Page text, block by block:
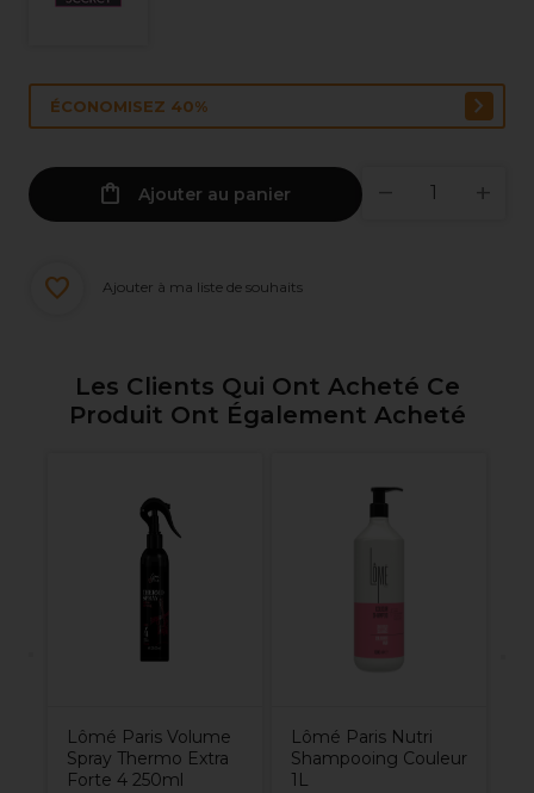
ÉCONOMISEZ 40%
Ajouter au panier
Ajouter à ma liste de souhaits
Les Clients Qui Ont Acheté Ce
Produit Ont Également Acheté
Lômé Paris Volume
Spray Thermo Extra
Forte 4 250ml
Lômé Paris Nutri
Shampooing Couleur
1L